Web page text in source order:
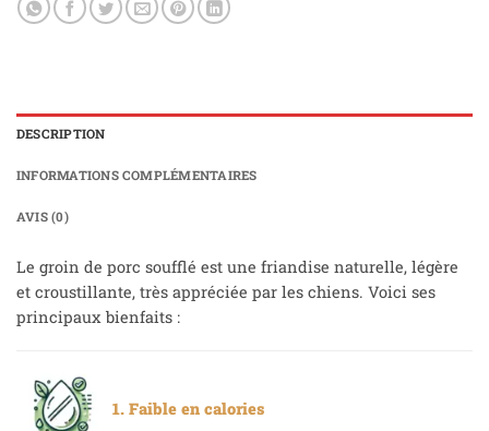
DESCRIPTION
INFORMATIONS COMPLÉMENTAIRES
AVIS (0)
Le groin de porc soufflé est une friandise naturelle, légère
et croustillante, très appréciée par les chiens. Voici ses
principaux bienfaits :
1. Faible en calories